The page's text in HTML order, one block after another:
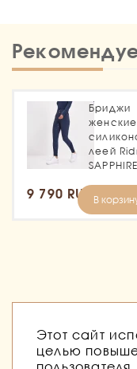
Бриджи
леей
SAPPHIRE
9 790 RUB В
Этот сайт
целью